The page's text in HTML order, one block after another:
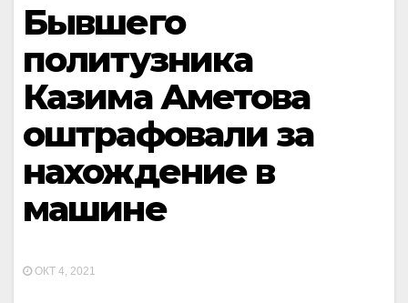
Бывшего
политузника
Казима Аметова
оштрафовали за
нахождение в
машине
ОКТ 4, 2021